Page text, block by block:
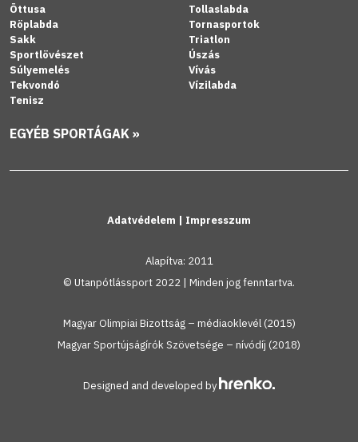
Öttusa
Röplabda
Sakk
Sportlövészet
Súlyemelés
Tekvondó
Tenisz
Tollaslabda
Tornasportok
Triatlon
Úszás
Vívás
Vízilabda
EGYÉB SPORTÁGAK »
Adatvédelem | Impresszum
Alapítva: 2011
© Utanpótlássport 2022 | Minden jog fenntartva.
Magyar Olimpiai Bizottság – médiaoklevél (2015)
Magyar Sportújságírók Szövetsége – nívódíj (2018)
Designed and developed by